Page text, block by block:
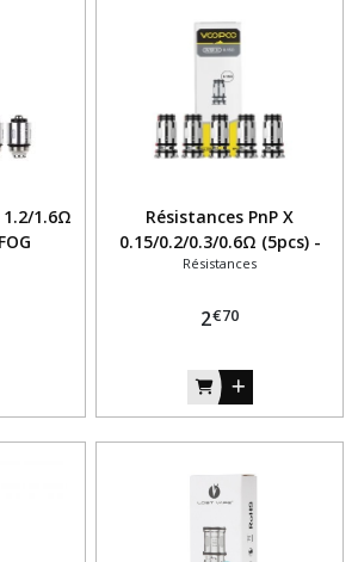
1.2/1.6Ω
Résistances PnP X
0.15/0.2/0.3/0.6Ω (5pcs) -
Voopoo
Résistances
2€70